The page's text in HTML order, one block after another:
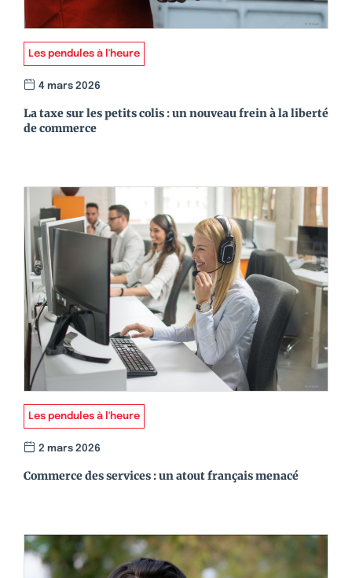
Les pendules à l'heure
4 mars 2026
La taxe sur les petits colis : un nouveau frein à la liberté
de commerce
Les pendules à l'heure
2 mars 2026
Commerce des services : un atout français menacé